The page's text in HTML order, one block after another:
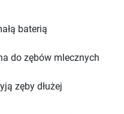
baterią
do zębów mlecznych
zęby dłużej